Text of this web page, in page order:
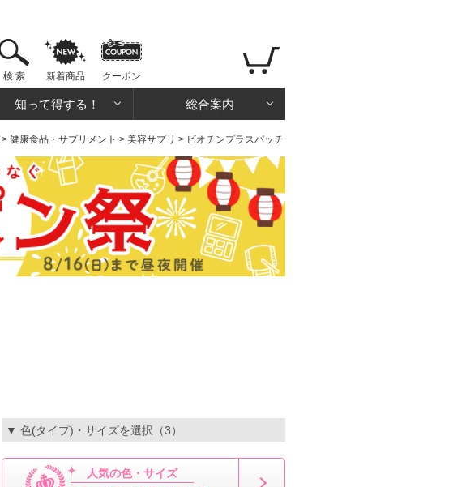
検 索 新着商品 クーポン
知って得する！ 総合案内
> 健康食品・サプリメント > 美容サプリ > ビオチンプラスパッチ
▼ 色(タイプ)・サイズを選択（3）
人気の色・サイズ